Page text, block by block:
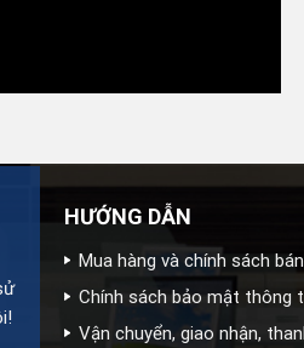
HƯỚNG DẪN
Mua hàng và chính sách
Chính sách bảo mật thông
Vận chuyển, giao nhận,